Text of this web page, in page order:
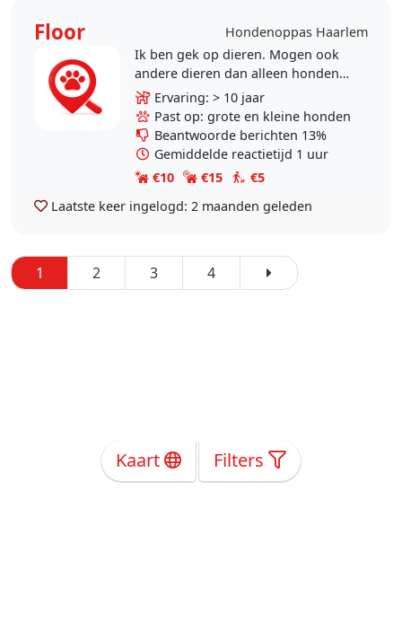
Floor
Hondenoppas Haarlem
Ik ben gek op dieren. Mogen ook
andere dieren dan alleen honden
zijn.Ervaring: > 10 jaar
Past op: grote en kleine honden
Beantwoorde berichten 13%
Gemiddelde reactietijd 1 uur
€10
€15
€5
Laatste keer ingelogd: 2 maanden geleden
1 2 3 4
Kaart Filters